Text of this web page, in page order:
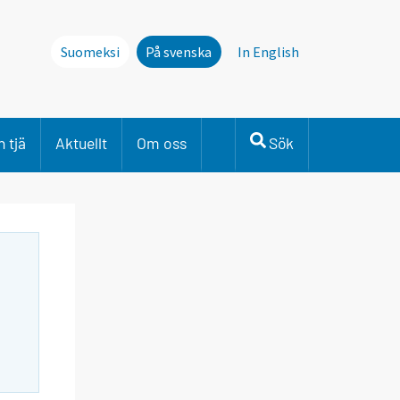
Suomeksi På svenska In English
tjä Aktuellt Om oss Sök